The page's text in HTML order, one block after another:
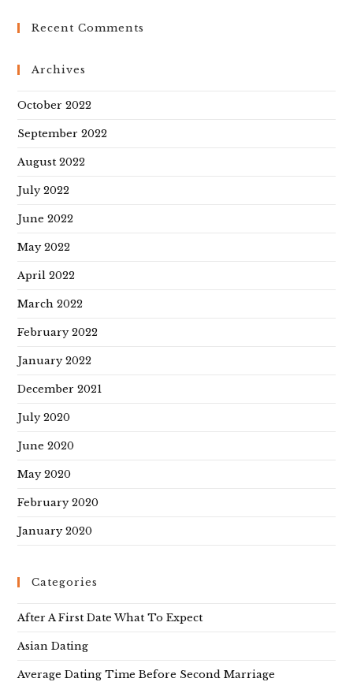
Recent Comments
Archives
October 2022
September 2022
August 2022
July 2022
June 2022
May 2022
April 2022
March 2022
February 2022
January 2022
December 2021
July 2020
June 2020
May 2020
February 2020
January 2020
Categories
After A First Date What To Expect
Asian Dating
Average Dating Time Before Second Marriage